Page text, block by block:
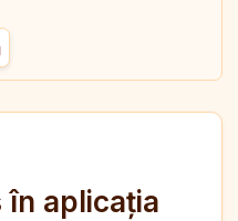
X
pe Reddit
link-ul
în aplicația